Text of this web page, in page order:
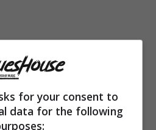
2023” – la trasmissione
di farsi conoscere dal
for your consent to
data for the following